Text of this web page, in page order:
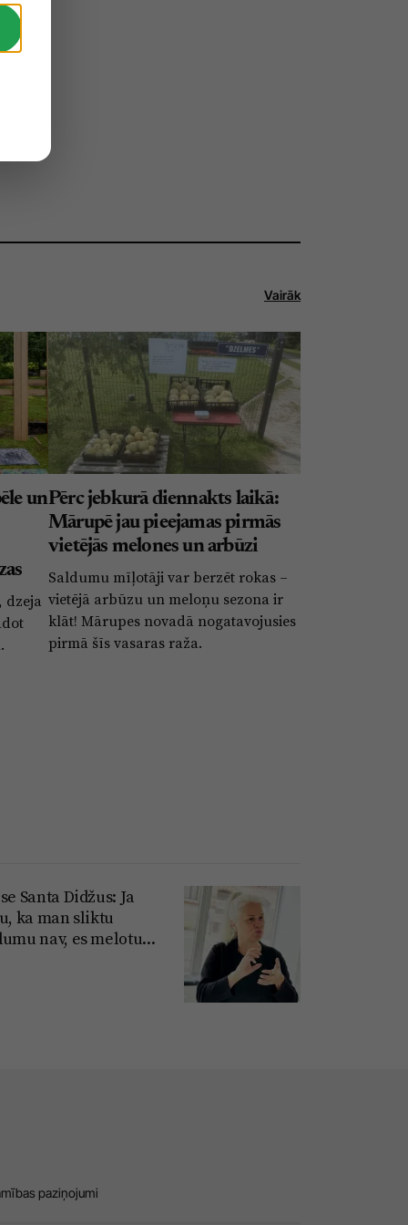
Vairāk
un
dzeja
Pērc jebkurā diennakts laikā:
Mārupē jau pieejamas pirmās
vietējās melones un arbūzi
Saldumu mīļotāji var berzēt rokas –
vietējā arbūzu un meloņu sezona ir
klāt! Mārupes novadā nogatavojusies
pirmā šīs vasaras raža.
Santa Didžus: Ja
ka man sliktu
nav, es melotu...
paziņojumi